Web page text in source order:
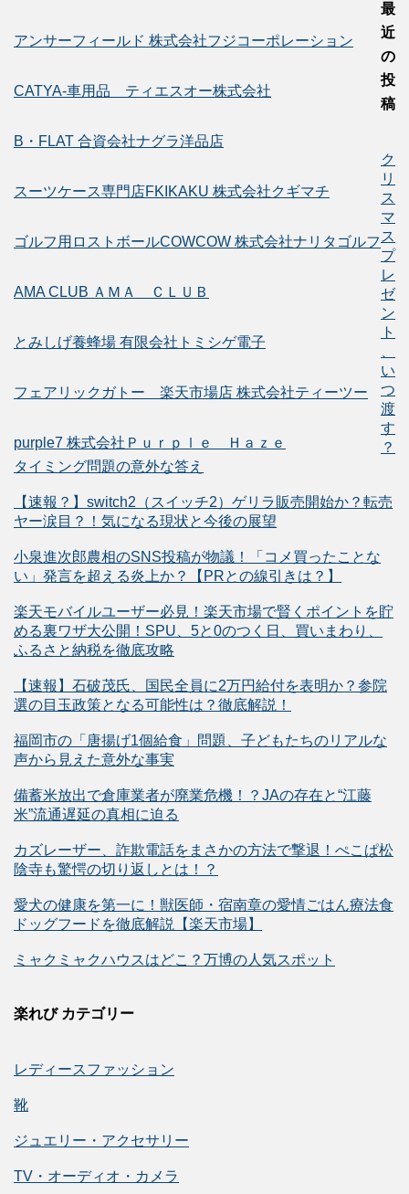
アンサーフィールド 株式会社フジコーポレーション
CATYA-車用品 ティエスオー株式会社
B・FLAT 合資会社ナグラ洋品店
スーツケース専門店FKIKAKU 株式会社クギマチ
ゴルフ用ロストボールCOWCOW 株式会社ナリタゴルフ
AMA CLUB ＡＭＡ ＣＬＵＢ
とみしげ養蜂場 有限会社トミシゲ電子
フェアリックガトー 楽天市場店 株式会社ティーツー
purple7 株式会社Ｐｕｒｐｌｅ Ｈａｚｅ
最
近
の
投
稿
ク
リ
ス
マ
ス
プ
レ
ゼ
ン
ト
い
つ
渡
す
？
タイミング問題の意外な答え
【速報？】switch2（スイッチ2）ゲリラ販売開始か？転売
ヤー涙目？！気になる現状と今後の展望
小泉進次郎農相のSNS投稿が物議！「コメ買ったことな
い」発言を超える炎上か？【PRとの線引きは？】
楽天モバイルユーザー必見！楽天市場で賢くポイントを貯
める裏ワザ大公開！SPU、5と0のつく日、買いまわり、
ふるさと納税を徹底攻略
【速報】石破茂氏、国民全員に2万円給付を表明か？参院
選の目玉政策となる可能性は？徹底解説！
福岡市の「唐揚げ1個給食」問題、子どもたちのリアルな
声から見えた意外な事実
備蓄米放出で倉庫業者が廃業危機！？JAの存在と“江藤
米”流通遅延の真相に迫る
カズレーザー、詐欺電話をまさかの方法で撃退！ぺこぱ松
陰寺も驚愕の切り返しとは！？
愛犬の健康を第一に！獣医師・宿南章の愛情ごはん療法食
ドッグフードを徹底解説【楽天市場】
ミャクミャクハウスはどこ？万博の人気スポット
楽れび カテゴリー
レディースファッション
靴
ジュエリー・アクセサリー
TV・オーディオ・カメラ